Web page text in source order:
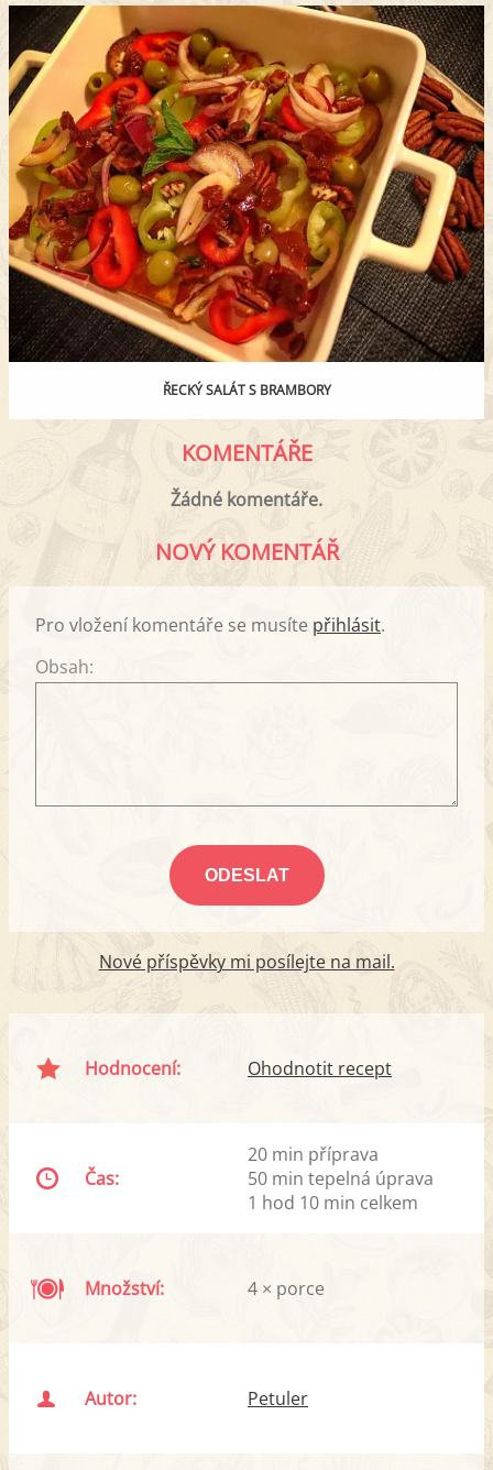
ŘECKÝ SALÁT S BRAMBORY
KOMENTÁŘE
Žádné komentáře.
NOVÝ KOMENTÁŘ
Pro vložení komentáře se musíte přihlásit.
Obsah:
Nové příspěvky mi posílejte na mail.
Hodnocení: Ohodnotit recept
Čas:
20 min příprava
50 min tepelná úprava
1 hod 10 min celkem
Množství: 4 × porce
Autor: Petuler